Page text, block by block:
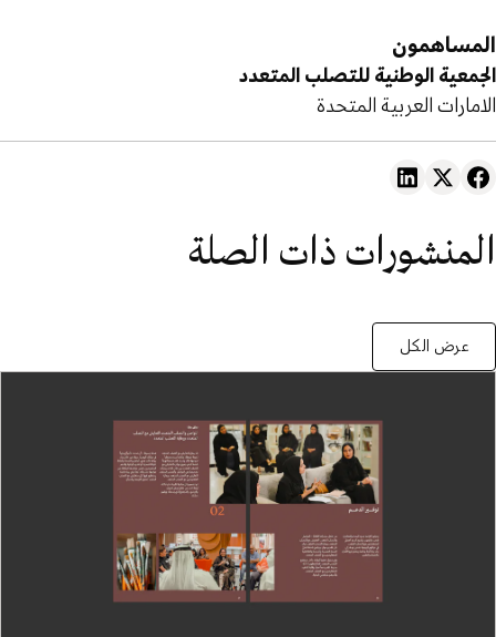
المساهمون
الجمعية الوطنية للتصلب المتعدد
الامارات العربية المتحدة
المنشورات ذات الصلة
عرض الكل